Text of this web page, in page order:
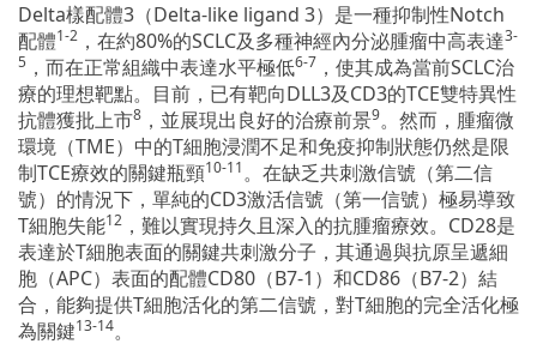
Delta樣配體3（Delta-like ligand 3）是一種抑制性Notch
配體1-2 ，在約80%的SCLC及多種神經內分泌腫瘤中高表達3-
5 ，而在正常組織中表達水平極低6-7 ，使其成為當前SCLC治
療的理想靶點。目前，已有靶向DLL3及CD3的TCE雙特異性
抗體獲批上市8 ，並展現出良好的治療前景9。然而，腫瘤微
環境（TME）中的T細胞浸潤不足和免疫抑制狀態仍然是限
制TCE療效的關鍵瓶頸10-11。在缺乏共刺激信號（第二信
號）的情況下，單純的CD3激活信號（第一信號）極易導致
T細胞失能12 ，難以實現持久且深入的抗腫瘤療效。CD28是
表達於T細胞表面的關鍵共刺激分子，其通過與抗原呈遞細
胞（APC）表面的配體CD80（B7-1）和CD86（B7-2）結
合，能夠提供T細胞活化的第二信號，對T細胞的完全活化極
為關鍵13-14。